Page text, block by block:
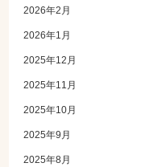
2026年2月
2026年1月
2025年12月
2025年11月
2025年10月
2025年9月
2025年8月